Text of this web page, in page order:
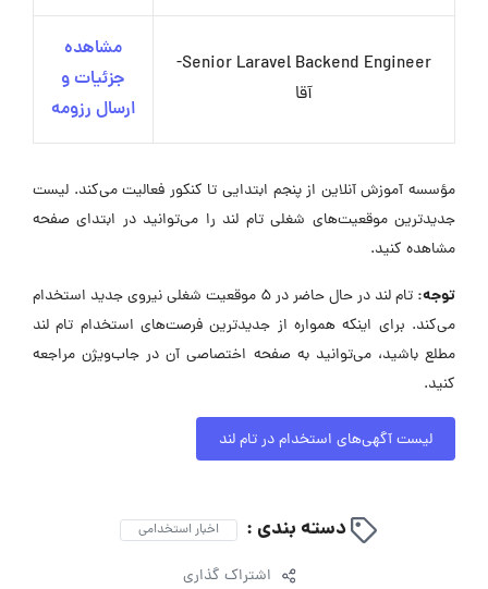
Senior Laravel Backend Engineer-
آقا
مشاهده
جزئیات و
ارسال رزومه
مؤسسه آموزش آنلاین از پنجم ابتدایی تا کنکور فعالیت می‌کند. لیست
جدیدترین موقعیت‌های شغلی تام لند را می‌توانید در ابتدای صفحه
مشاهده کنید.
توجه:
تام لند در حال حاضر در ۵ موقعیت شغلی نیروی جدید استخدام
می‌کند. برای اینکه همواره از جدیدترین فرصت‌های استخدام تام لند
مطلع باشید، می‌توانید به صفحه اختصاصی آن در جاب‌ویژن مراجعه
کنید.
لیست آگهی‌های استخدام در تام لند
دسته بندی : اخبار استخدامی
اشتراک گذاری